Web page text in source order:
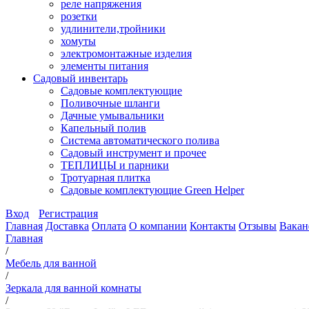
реле напряжения
розетки
удлинители,тройники
хомуты
электромонтажные изделия
элементы питания
Садовый инвентарь
Садовые комплектующие
Поливочные шланги
Дачные умывальники
Капельный полив
Система автоматического полива
Садовый инструмент и прочее
ТЕПЛИЦЫ и парники
Тротуарная плитка
Садовые комплектующие Green Helper
Вход
Регистрация
Главная Доставка Оплата О компании Контакты Отзывы
Главная
/
Мебель для ванной
/
Зеркала для ванной комнаты
/